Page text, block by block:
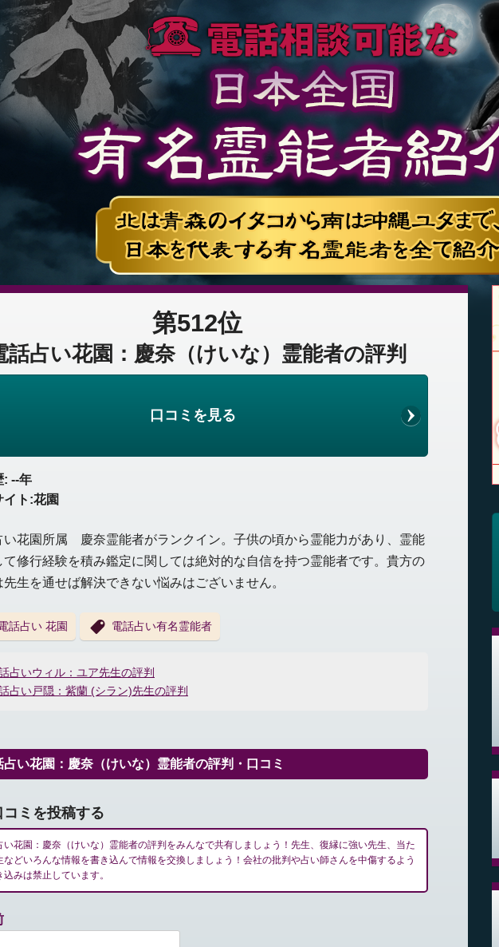
第512位
話占い花園：慶奈（けいな）霊能者の評判
口コミを見る
: --年
イト:花園
い花園所属 慶奈霊能者がランクイン。子供の頃から霊能力があり、霊能
て修行経験を積み鑑定に関しては絶対的な自信を持つ霊能者です。貴方の
先生を通せば解決できない悩みはございません。
話占い 花園 電話占い有名霊能者
占いウィル：ユア先生の評判
占い戸隠：紫蘭 (シラン)先生の評判
占い花園：慶奈（けいな）霊能者の評判・口コミ
コミを投稿する
い花園：慶奈（けいな）霊能者の評判をみんなで共有しましょう！先生、復縁に強い先生、当た
などいろんな情報を書き込んで情報を交換しましょう！会社の批判や占い師さんを中傷するよう
込みは禁止しています。